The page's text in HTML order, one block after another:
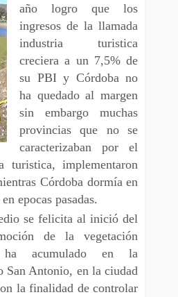
año logro que los
ingresos de la llamada
industria turistica
creciera a un 7,5% de
su PBI y Córdoba no
ha quedado al margen
sin embargo muchas
provincias que no se
caracterizaban por el
turistica, implementaron
Córdoba dormía en
epocas pasadas.
se felicita al inició del
de la vegetación
acumulado en la
San Antonio, en la ciudad
la finalidad de controlar